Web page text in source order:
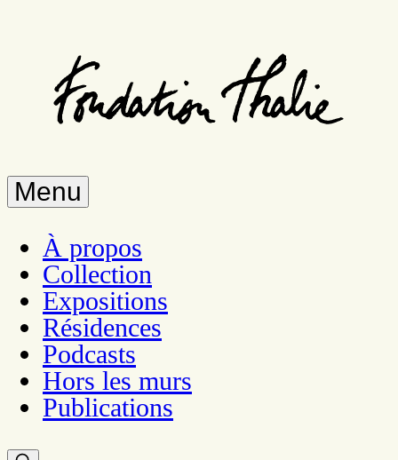
Menu
À propos
Collection
Expositions
Résidences
Podcasts
Hors les murs
Publications